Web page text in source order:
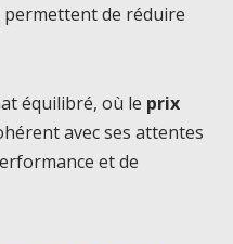
de réduire
équilibré, où le prix
avec ses attentes
et de